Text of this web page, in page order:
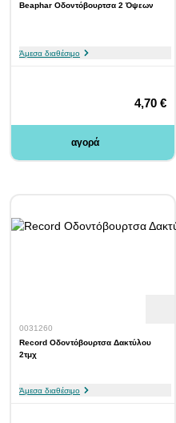
Beaphar Οδοντόβουρτσα 2 Όψεων
Άμεσα διαθέσιμο
4,70 €
αγορά
0031260
Record Οδοντόβουρτσα Δακτύλου
2τμχ
Άμεσα διαθέσιμο